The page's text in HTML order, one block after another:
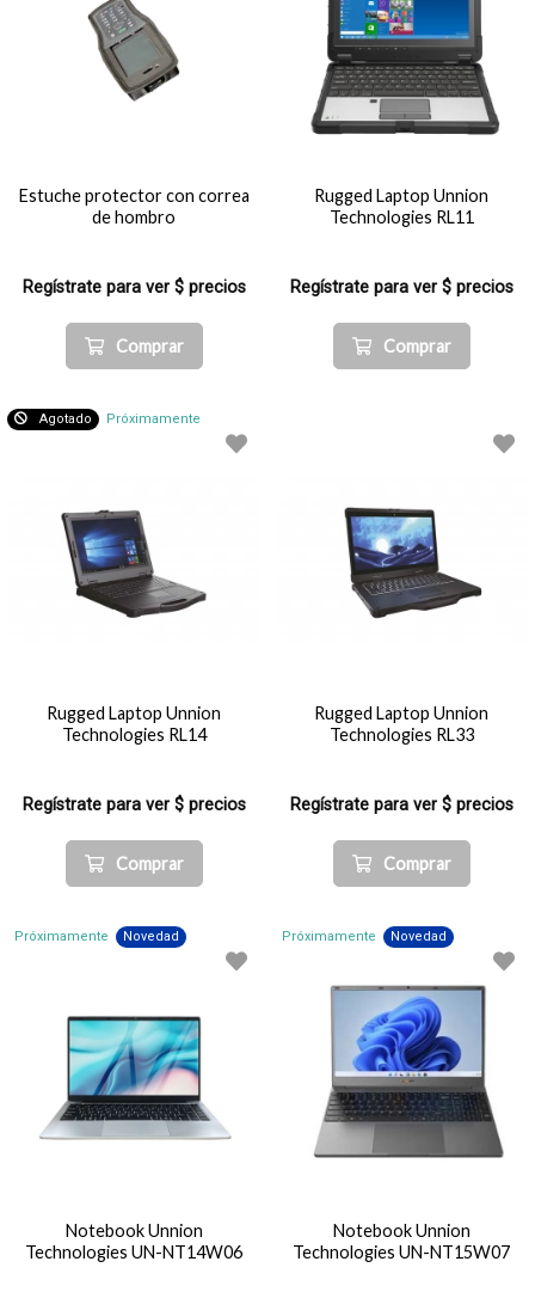
Estuche protector con correa
de hombro
Regístrate para ver $ precios
Comprar
Rugged Laptop Unnion
Technologies RL11
Regístrate para ver $ precios
Comprar
Agotado Próximamente
Rugged Laptop Unnion
Technologies RL14
Regístrate para ver $ precios
Comprar
Rugged Laptop Unnion
Technologies RL33
Regístrate para ver $ precios
Comprar
Próximamente Novedad
Notebook Unnion
Technologies UN-NT14W06
Próximamente Novedad
Notebook Unnion
Technologies UN-NT15W07